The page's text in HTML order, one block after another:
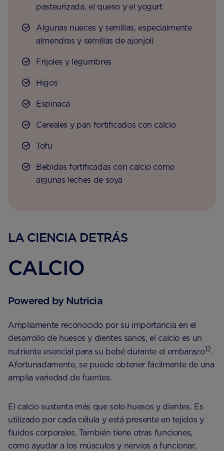
pasteurizada, el queso y el yogurt
Algunas nueces y semillas, especialmente
almendras y semillas de ajonjolí
Frijoles y legumbres
Higos
Espinaca
Cereales y pan fortificados con calcio
Tofu
Bebidas fortificadas con calcio como
algunas leches de soya
LA CIENCIA DETRÁS
CALCIO
Powered by Nutricia
Ampliamente reconocido por su importancia en el
desarrollo de huesos y dientes sanos, el calcio es un
nutriente esencial para su bebé durante el embarazo12.
Afortunadamente, se puede obtener fácilmente de una
amplia variedad de fuentes.
El calcio sustenta más que solo huesos y dientes. Es
utilizado por cada célula y está presente en tejidos y
fluidos corporales. También tiene otras funciones,
como ayudar a los músculos y nervios a funcionar,